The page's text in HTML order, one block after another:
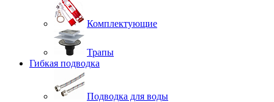
Комплектующие
Трапы
Гибкая подводка
Подводка для воды